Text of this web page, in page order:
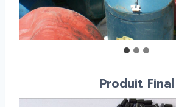
Produit Final